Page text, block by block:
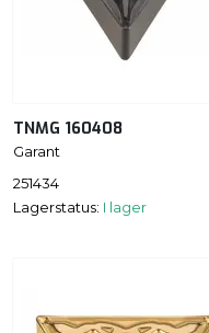
TNMG 160408
Garant
251434
Lagerstatus: I lager